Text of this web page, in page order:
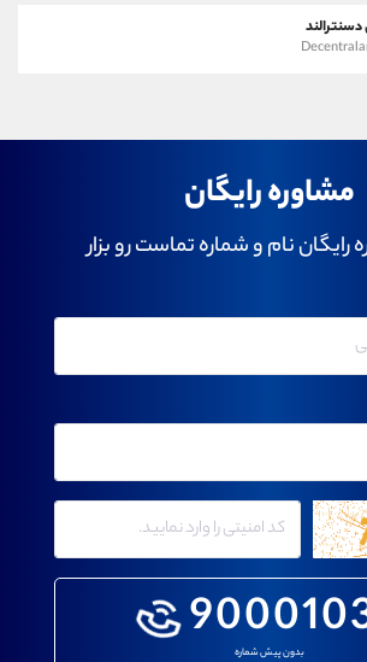
دسنترالند
مشاوره رایگان
رایگان نام و شماره تماست رو بزار
بدون پیش شماره